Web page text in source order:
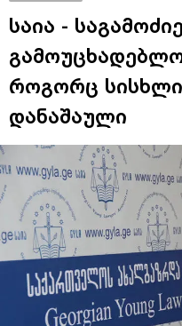
საია -
როგორც
დანაშაული